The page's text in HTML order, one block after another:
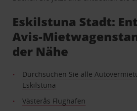
Eskilstuna Stadt:
Avis-
der Nähe
Durchsuchen Sie alle
Eskilstuna
Västerås Flughafen